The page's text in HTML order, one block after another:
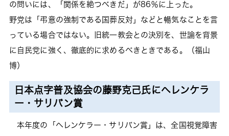
の問いには、「関係を絶つべきだ」が86％に上った。
野党は「弔意の強制である国葬反対」などと暢気なことを言
っている場合ではない。旧統一教会との決別を、世論を背景
に自民党に強く、徹底的に求めるべきときである。（福山
博）
日本点字普及協会の藤野克己氏にヘレンケラ
ー・サリバン賞
本年度の「ヘレンケラー・サリバン賞」は、全国視覚障害